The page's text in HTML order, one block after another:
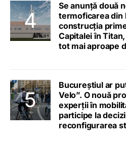
Se anunță două
termoficarea din
construcția primei termocentrale noi a
Capitalei în
tot mai aproape
Bucureștiul ar
Velo”. O nouă
experții în
participe la
reconfigurarea